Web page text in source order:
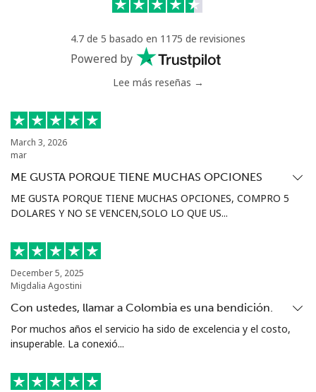
⁦1.6¢⁩ 312 min por ⁦$5⁩
Línea fija ⁦58.9¢⁩
Celular
4.7 de 5 basado en 1175 de revisiones
Powered by
Lee más reseñas →
March 3, 2026
mar
ME GUSTA PORQUE TIENE MUCHAS OPCIONES
ME GUSTA PORQUE TIENE MUCHAS OPCIONES, COMPRO 5
DOLARES Y NO SE VENCEN,SOLO LO QUE US...
December 5, 2025
Migdalia Agostini
Con ustedes, llamar a Colombia es una bendición.
Por muchos años el servicio ha sido de excelencia y el costo,
insuperable. La conexió...